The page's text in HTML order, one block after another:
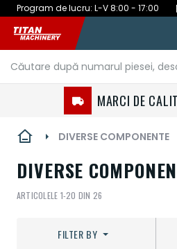
Program de lucru: L-V 8:00 - 17:00
Mergeți
la
Conținut
MARCI DE
DIVERSE COMPONENTE
DIVERSE
ARTICOLELE 1-20 DIN 26
FILTER BY